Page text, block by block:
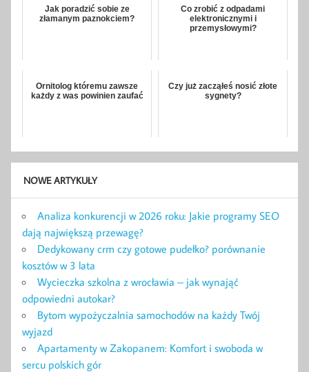
Jak poradzić sobie ze
złamanym paznokciem?
Co zrobić z odpadami
elektronicznymi i
przemysłowymi?
Ornitolog któremu zawsze
każdy z was powinien zaufać
Czy już zacząłeś nosić złote
sygnety?
NOWE ARTYKUŁY
Analiza konkurencji w 2026 roku: Jakie programy SEO
dają największą przewagę?
Dedykowany crm czy gotowe pudełko? porównanie
kosztów w 3 lata
Wycieczka szkolna z wrocławia – jak wynająć
odpowiedni autokar?
Bytom wypożyczalnia samochodów na każdy Twój
wyjazd
Apartamenty w Zakopanem: Komfort i swoboda w
sercu polskich gór